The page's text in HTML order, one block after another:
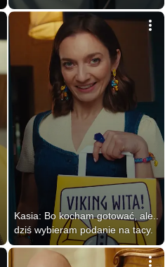
Kasia: Bo kocham gotować, ale..
dziś wybieram podanie na tacy.